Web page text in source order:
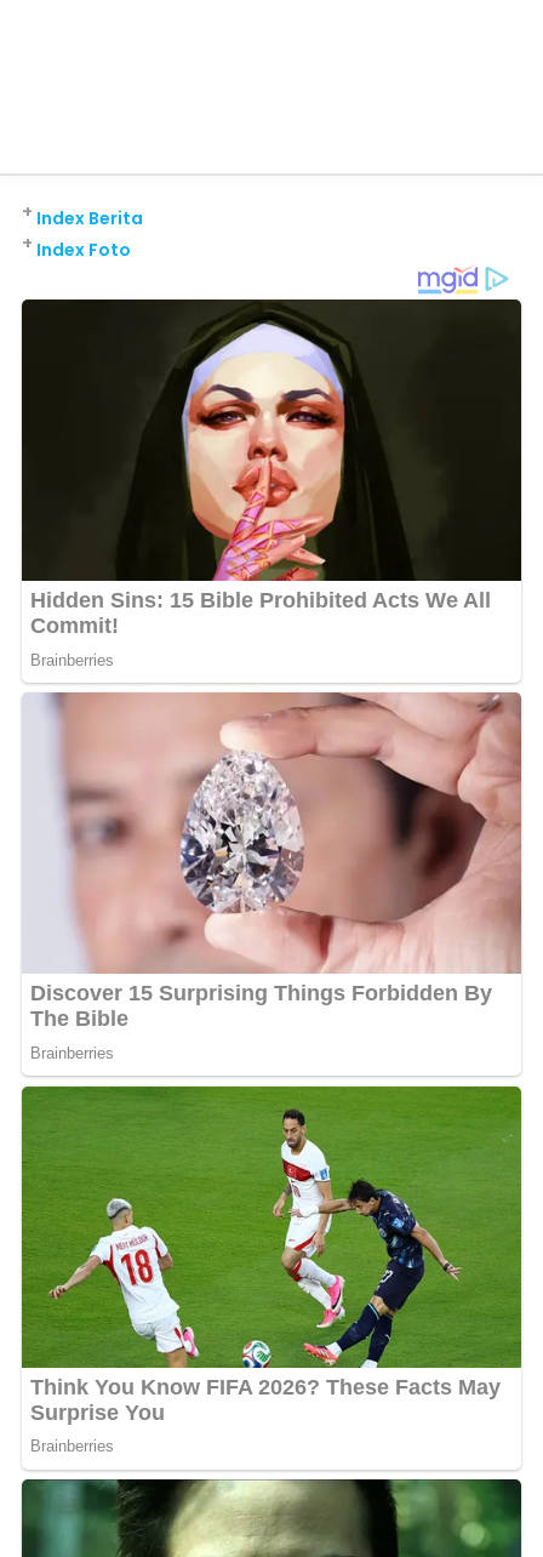
Index Berita
+
Index Foto
+